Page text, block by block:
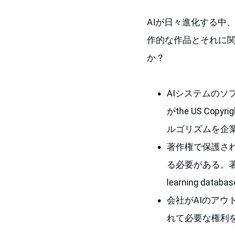
AIが日々進化する中
作的な作品とそれに
か？
AIシステムのソ
がthe US
ルゴリズムを企
著作権で保護さ
る必要がある。
learning
会社がAIのアウ
れて必要な権利